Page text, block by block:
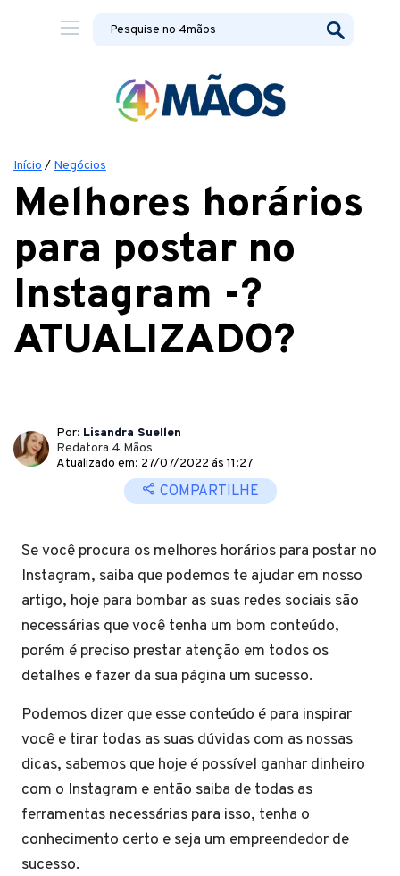
Início / Negócios
Melhores horários
para postar no
Instagram -?
ATUALIZADO?
Por: Lisandra Suellen
Redatora 4 Mãos
Atualizado em: 27/07/2022 ás 11:27
COMPARTILHE
Se você procura os melhores horários para postar no
Instagram, saiba que podemos te ajudar em nosso
artigo, hoje para bombar as suas redes sociais são
necessárias que você tenha um bom conteúdo,
porém é preciso prestar atenção em todos os
detalhes e fazer da sua página um sucesso.
Podemos dizer que esse conteúdo é para inspirar
você e tirar todas as suas dúvidas com as nossas
dicas, sabemos que hoje é possível ganhar dinheiro
com o Instagram e então saiba de todas as
ferramentas necessárias para isso, tenha o
conhecimento certo e seja um empreendedor de
sucesso.